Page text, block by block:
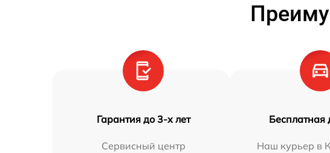
Гарантия до 3-х лет
Сервисный центр
Бесплатная
Наш курьер в